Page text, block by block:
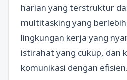
harian yang terstruktur
multitasking yang
lingkungan kerja yang
istirahat yang cukup, dan
komunikasi dengan efisien.